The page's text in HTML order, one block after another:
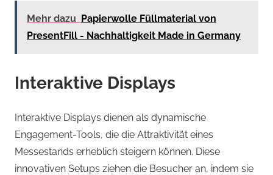
Mehr dazu Papierwolle Füllmaterial von
PresentFill - Nachhaltigkeit Made in Germany
Interaktive Displays
Interaktive Displays dienen als dynamische
Engagement-Tools, die die Attraktivität eines
Messestands erheblich steigern können. Diese
innovativen Setups ziehen die Besucher an, indem sie